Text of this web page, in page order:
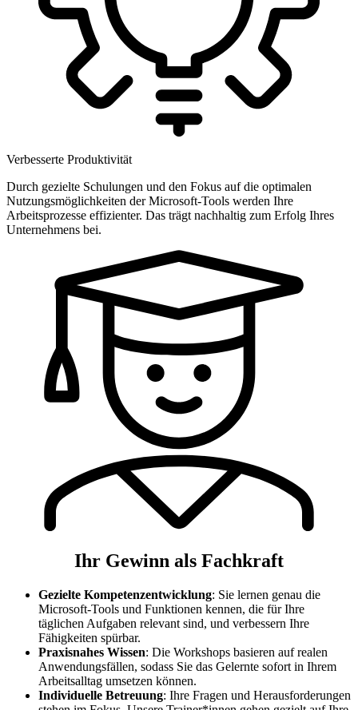
Verbesserte Produktivität
Durch gezielte Schulungen und den Fokus auf die optimalen
Nutzungsmöglichkeiten der Microsoft-Tools werden Ihre
Arbeitsprozesse effizienter. Das trägt nachhaltig zum Erfolg Ihres
Unternehmens bei.
Ihr Gewinn als Fachkraft
Gezielte Kompetenzentwicklung: Sie lernen genau die
Microsoft-Tools und Funktionen kennen, die für Ihre
täglichen Aufgaben relevant sind, und verbessern Ihre
Fähigkeiten spürbar.
Praxisnahes Wissen: Die Workshops basieren auf realen
Anwendungsfällen, sodass Sie das Gelernte sofort in Ihrem
Arbeitsalltag umsetzen können.
Individuelle Betreuung: Ihre Fragen und Herausforderungen